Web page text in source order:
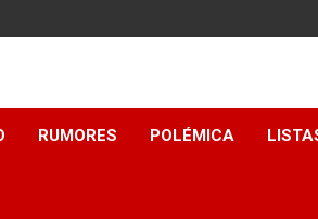
RUMORES POLÉMICA